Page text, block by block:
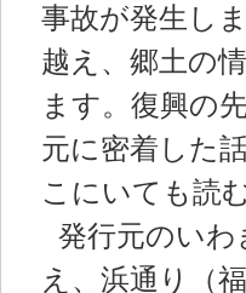
事故が発生し
越え、郷土の
ます。復興の
元に密着した
こにいても読
発行元のいわ
え、浜通り（